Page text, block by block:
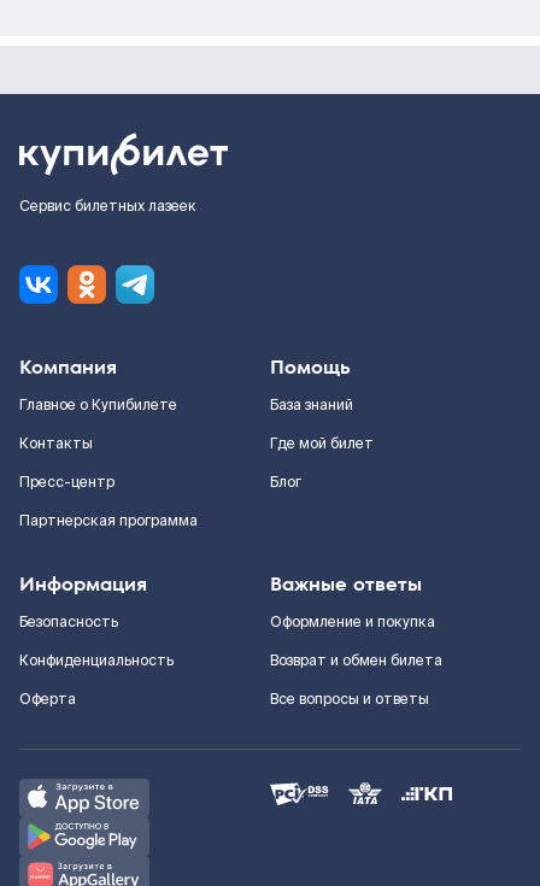
Сервис билетных лазеек
Компания
Главное о Купибилете
Контакты
Пресс-центр
Партнерская программа
Помощь
База знаний
Где мой билет
Блог
Информация
Безопасность
Конфиденциальность
Оферта
Важные ответы
Оформление и покупка
Возврат и обмен билета
Все вопросы и ответы